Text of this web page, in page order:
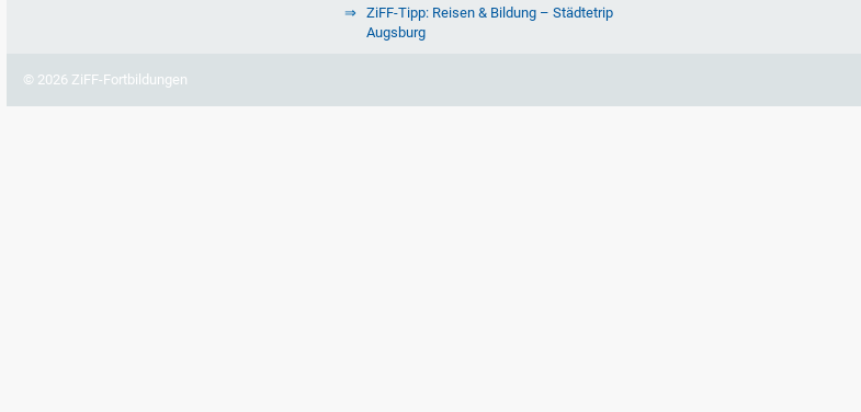
ZiFF-Tipp: Reisen & Bildung – Städtetrip
Augsburg
© 2026 ZiFF-Fortbildungen